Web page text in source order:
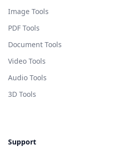
Image Tools
PDF Tools
Document Tools
Video Tools
Audio Tools
3D Tools
Support